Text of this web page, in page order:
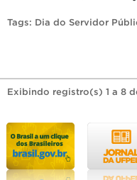
Tags: Dia do Servidor
Exibindo registro(s) 1 a 8